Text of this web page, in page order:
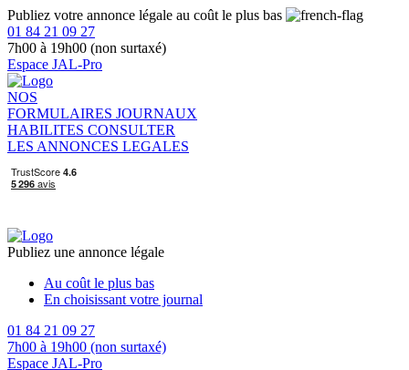
Publiez votre annonce légale au coût le plus bas
01 84 21 09 27
7h00 à 19h00 (non surtaxé)
Espace JAL-Pro
NOS
FORMULAIRES JOURNAUX
HABILITES CONSULTER
LES ANNONCES LEGALES
Publiez une annonce légale
Au coût le plus bas
En choisissant votre journal
01 84 21 09 27
7h00 à 19h00 (non surtaxé)
Espace JAL-Pro